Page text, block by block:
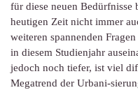
für diese neuen Bedürfnisse
heutigen Zeit nicht immer
weiteren spannenden
in diesem Studienjahr
jedoch noch tiefer, ist viel
Megatrend der Urbani-